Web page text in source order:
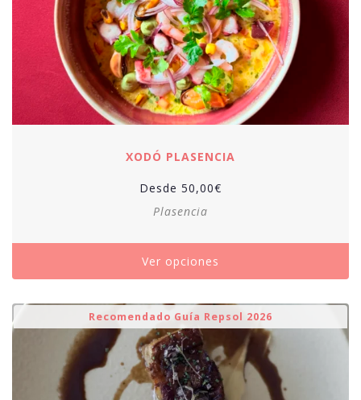
XODÓ PLASENCIA
Desde 50,00€
Plasencia
Ver opciones
Recomendado Guía Repsol 2026